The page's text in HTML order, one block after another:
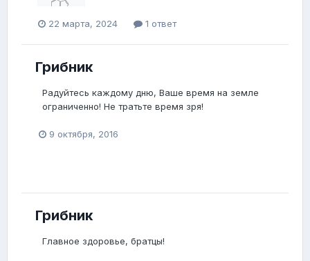
22 марта, 2024 1 ответ
Грибник
Радуйтесь каждому дню, Ваше время на земле
ограниченно! Не тратьте время зря!
9 октября, 2016
Грибник
Главное здоровье, братцы!